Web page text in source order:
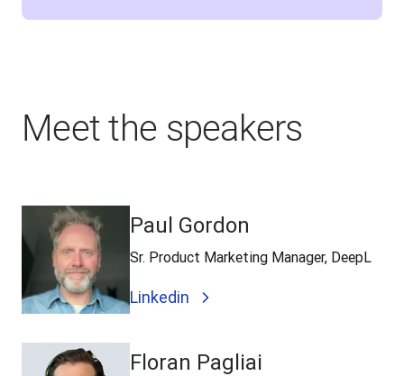
Meet the speakers
Paul Gordon
Sr. Product Marketing Manager, DeepL
Linkedin
Floran Pagliai